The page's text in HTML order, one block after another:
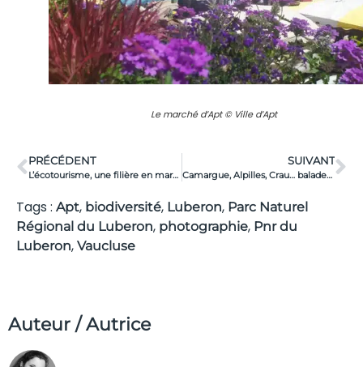
Le marché d’Apt © Ville d’Apt
PRÉCÉDENT
L’écotourisme, une filière en marche
SUIVANT
Camargue, Alpilles, Crau… balades naturalistes au coeur du « triangle de biodiversité »
Tags : Apt, biodiversité, Luberon, Parc Naturel
Régional du Luberon, photographie, Pnr du
Luberon, Vaucluse
Auteur / Autrice